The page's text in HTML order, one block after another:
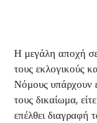
Η μεγάλη αποχή
τους εκλογικούς
Νόμους υπάρχουν
τους δικαίωμα,
επέλθει διαγραφή